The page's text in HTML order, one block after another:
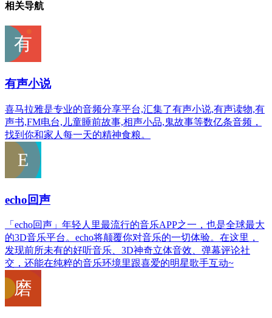
相关导航
有声小说
喜马拉雅是专业的音频分享平台,汇集了有声小说,有声读物,有
声书,FM电台,儿童睡前故事,相声小品,鬼故事等数亿条音频，
找到你和家人每一天的精神食粮。
echo回声
「echo回声」年轻人里最流行的音乐APP之一，也是全球最大
的3D音乐平台。echo将颠覆你对音乐的一切体验。在这里，
发现前所未有的好听音乐、3D神奇立体音效、弹幕评论社
交，还能在纯粹的音乐环境里跟喜爱的明星歌手互动~